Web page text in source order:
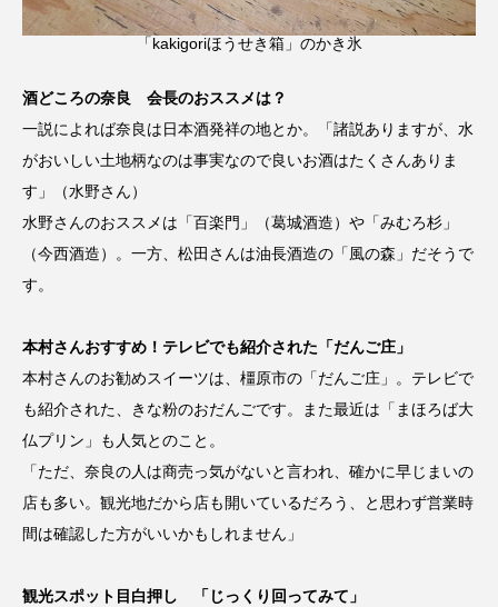
「kakigoriほうせき箱」のかき氷
酒どころの奈良 会長のおススメは？
一説によれば奈良は日本酒発祥の地とか。「諸説ありますが、水
がおいしい土地柄なのは事実なので良いお酒はたくさんありま
す」（水野さん）
水野さんのおススメは「百楽門」（葛城酒造）や「みむろ杉」
（今西酒造）。一方、松田さんは油長酒造の「風の森」だそうで
す。
本村さんおすすめ！テレビでも紹介された「だんご庄」
本村さんのお勧めスイーツは、橿原市の「だんご庄」。テレビで
も紹介された、きな粉のおだんごです。また最近は「まほろば大
仏プリン」も人気とのこと。
「ただ、奈良の人は商売っ気がないと言われ、確かに早じまいの
店も多い。観光地だから店も開いているだろう、と思わず営業時
間は確認した方がいいかもしれません」
観光スポット目白押し 「じっくり回ってみて」